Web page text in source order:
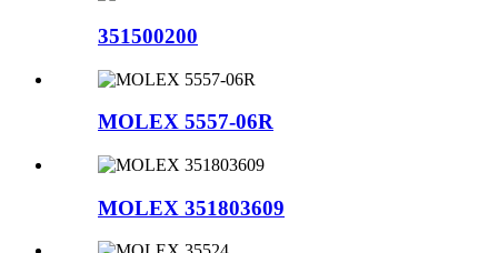
351500200
MOLEX 5557-06R
MOLEX 351803609